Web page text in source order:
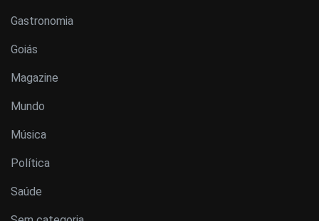
Gastronomia
Goiás
Magazine
Mundo
Música
Política
Saúde